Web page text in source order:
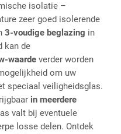
isolatie –
zeer goed isolerende
3-voudige beglazing in
kan de
waarde verder worden
om uw
speciaal veiligheidsglas.
in meerdere
valt bij eventuele
losse delen. Ontdek